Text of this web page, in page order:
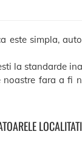
simpla,
la standarde
fara a fi
LOCALITATI